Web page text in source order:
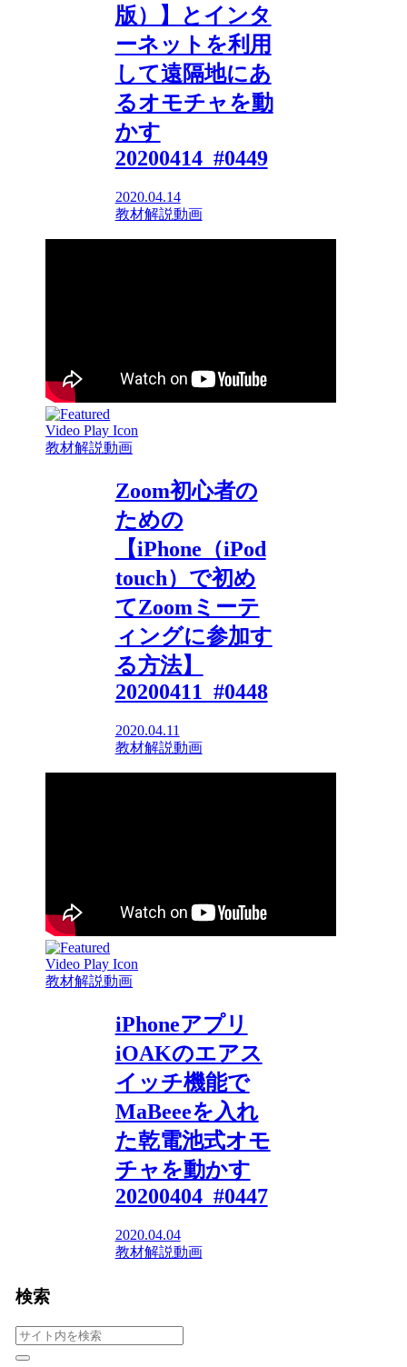
版）】とインタ
ーネットを利用
して遠隔地にあ
るオモチャを動
かす
20200414_#0449
2020.04.14
教材解説動画
教材解説動画
Zoom初心者の
ための
【iPhone（iPod
touch）で初め
てZoomミーテ
ィングに参加す
る方法】
20200411_#0448
2020.04.11
教材解説動画
教材解説動画
iPhoneアプリ
iOAKのエアス
イッチ機能で
MaBeeeを入れ
た乾電池式オモ
チャを動かす
20200404_#0447
2020.04.04
教材解説動画
検索